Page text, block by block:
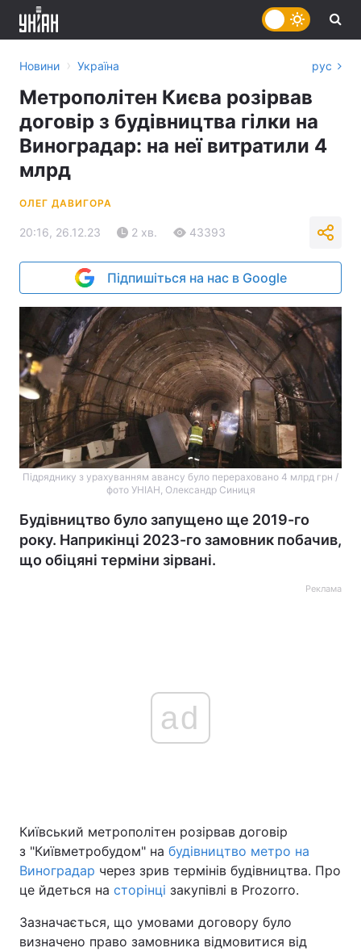
Україна Політика
Світ
Спорт Наука
Лайт
Новини › Україна рус
Метрополітен Києва розірвав
договір з будівництва гілки на
Виноградар: на неї витратили 4
млрд
ОЛЕГ ДАВИГОРА
20:16, 26.12.23 2 хв. 43393
Підпишіться на нас в Google
Підряднику з урахуванням авансу було перераховано 4 млрд грн /
фото УНІАН, Олександр Синиця
Будівництво було запущено ще 2019-го
року. Наприкінці 2023-го замовник побачив,
що обіцяні терміни зірвані.
Реклама
ad
Київський метрополітен розірвав договір
з "Київметробудом" на будівництво метро на
Виноградар через зрив термінів будівництва. Про
це йдеться на сторінці закупівлі в Prozorro.
Зазначається, що умовами договору було
визначено право замовника відмовитися від